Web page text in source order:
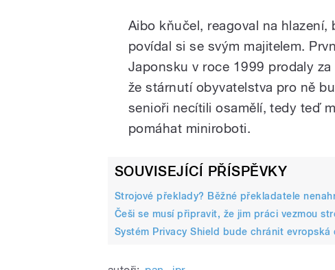
Aibo kňučel, reagoval na
povídal si se svým majitelem.
Japonsku v roce 1999 prodaly
že stárnutí obyvatelstva pro ně
senioři necítili osamělí, tedy teď
pomáhat miniroboti.
SOUVISEJÍCÍ PŘÍSPĚVKY
Strojové překlady? Běžné překladatele
Češi se musí připravit, že jim práci vezmou
Systém Privacy Shield bude chránit evropská